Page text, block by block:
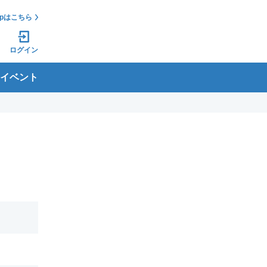
はこちら
ログイン
イベント